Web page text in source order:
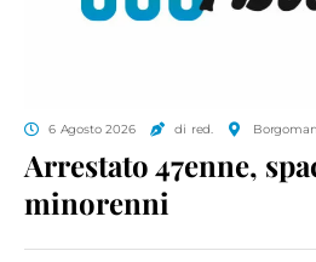
6 Agosto 2026 di red.
Arrestato 47enne,
minorenni